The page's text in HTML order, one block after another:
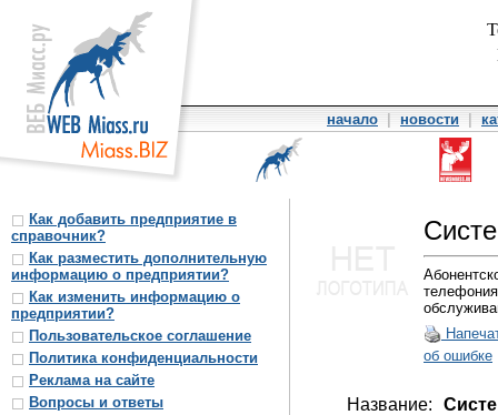
начало новости
Как добавить предприятие в
справочник?
Как разместить дополнительную
информацию о предприятии?
Как изменить информацию о
предприятии?
Пользовательское соглашение
Политика конфиденциальности
Реклама на сайте
Вопросы и ответы
об ошибке
Название: